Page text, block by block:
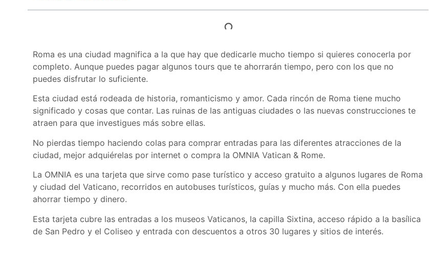
Roma es una ciudad magnifica a la que hay que dedicarle mucho tiempo si quieres conocerla por
completo. Aunque puedes pagar algunos tours que te ahorrarán tiempo, pero con los que no
puedes disfrutar lo suficiente.
Esta ciudad está rodeada de historia, romanticismo y amor. Cada rincón de Roma tiene mucho
significado y cosas que contar. Las ruinas de las antiguas ciudades o las nuevas construcciones te
atraen para que investigues más sobre ellas.
No pierdas tiempo haciendo colas para comprar entradas para las diferentes atracciones de la
ciudad, mejor adquiérelas por internet o compra la OMNIA Vatican & Rome.
La OMNIA es una tarjeta que sirve como pase turístico y acceso gratuito a algunos lugares de Roma
y ciudad del Vaticano, recorridos en autobuses turísticos, guías y mucho más. Con ella puedes
ahorrar tiempo y dinero.
Esta tarjeta cubre las entradas a los museos Vaticanos, la capilla Sixtina, acceso rápido a la basílica
de San Pedro y el Coliseo y entrada con descuentos a otros 30 lugares y sitios de interés.